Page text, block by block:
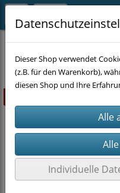
MASCHINEN
Dieser Shop verwendet
(z.B. für den Warenkorb),
diesen Shop und Ihre
Individuelle